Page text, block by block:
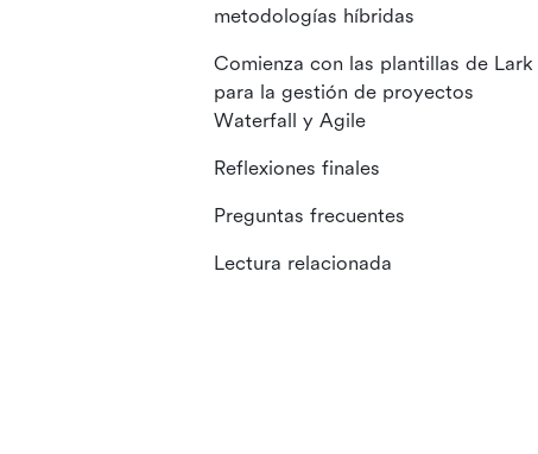
metodologías híbridas
Comienza con las plantillas de Lark
para la gestión de proyectos
Waterfall y Agile
Reflexiones finales
Preguntas frecuentes
Lectura relacionada